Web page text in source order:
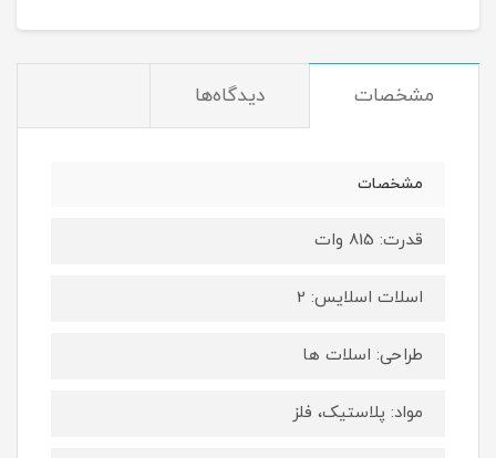
مشخصات دیدگاه‌ها
مشخصات
قدرت: 815 وات
اسلات اسلایس: 2
طراحی: اسلات ها
مواد: پلاستیک، فلز